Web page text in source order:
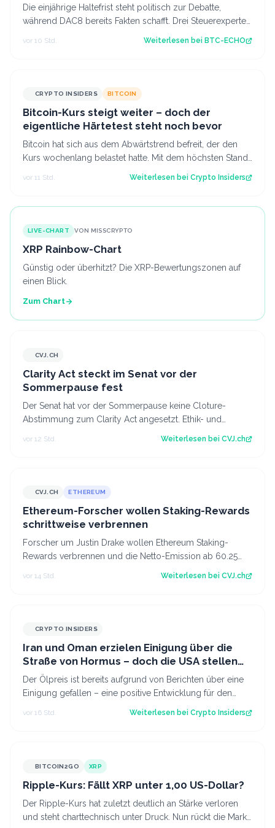
Die einjährige Haltefrist steht politisch zur Debatte,
während DAC8 bereits Fakten schafft. Drei Steuerexperten
vor 10 Std. Weiterlesen bei BTC-ECHO
CRYPTO INSIDERS BITCOIN
Bitcoin-Kurs steigt weiter – doch der
eigentliche Härtetest steht noch bevor
Bitcoin hat sich aus dem Abwärtstrend befreit, der den
Kurs wochenlang belastet hatte. Mit dem höchsten Stand
vor 11 Std. Weiterlesen bei Crypto Insiders
LIVE-CHART VON MISSCRYPTO
XRP Rainbow-Chart
Günstig oder überhitzt? Die XRP-Bewertungszonen auf
einen Blick.
Zum Chart
CVJ.CHCVJ.CH
Clarity Act steckt im Senat vor der
Sommerpause fest
Der Senat hat vor der Sommerpause keine Cloture-
Abstimmung zum Clarity Act angesetzt. Ethik- und
vor 12 Std. Weiterlesen bei CVJ.ch
CVJ.CHCVJ.CH ETHEREUM
Ethereum-Forscher wollen Staking-Rewards
schrittweise verbrennen
Forscher um Justin Drake wollen Ethereum Staking-
Rewards verbrennen und die Netto-Emission ab 60.25
vor 14 Std. Weiterlesen bei CVJ.ch
CRYPTO INSIDERS
Iran und Oman erzielen Einigung über die
Straße von Hormus – doch die USA stellen
sich quer
Der Ölpreis ist bereits aufgrund von Berichten über eine
Einigung gefallen – eine positive Entwicklung für den
vor 16 Std. Weiterlesen bei Crypto Insiders
BITCOIN2GO XRP
Ripple-Kurs: Fällt XRP unter 1,00 US-Dollar?
Der Ripple-Kurs hat zuletzt deutlich an Stärke verloren
und steht charttechnisch unter Druck. Nun rückt die Marke